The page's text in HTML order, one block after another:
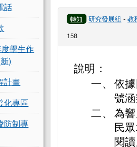
話
學生作
)
計畫
化專區
防制專
轉知 研究發展組 -教
158
說明：
一、 依
號涵
二、 為
民
閱